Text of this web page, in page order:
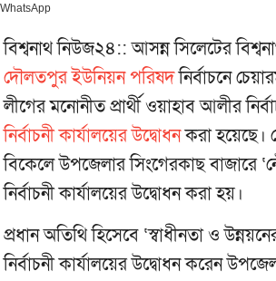
WhatsApp
বিশ্বনাথ নিউজ২৪:: আসন্ন সিলেটের
দৌলতপুর ইউনিয়ন পরিষদনির্বাচনে
লীগের মনোনীত প্রার্থী ওয়াহাব আলীর
নির্বাচনী কার্যালয়ের উদ্বোধনকরা হয়েছে।
বিকেলে উপজেলার সিংগেরকাছ বাজারে
নির্বাচনী কার্যালয়ের উদ্বোধন করা হয়।
প্রধান অতিথি হিসেবে ‘স্বাধীনতা ও
নির্বাচনী কার্যালয়ের উদ্বোধন করেন